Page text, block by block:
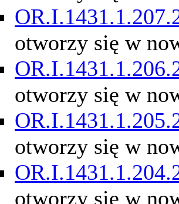
otworzy się w
otworzy się w
otworzy się w
otworzy się w